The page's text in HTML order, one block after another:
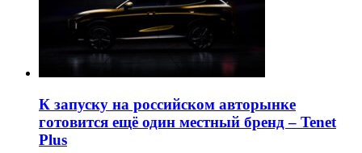
К запуску на российском авторынке
готовится ещё один местный бренд – Tenet
Plus